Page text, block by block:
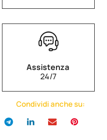
Assistenza
24/7
Condividi anche su: